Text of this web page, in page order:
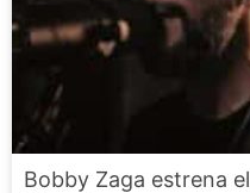
Bobby Zaga estrena